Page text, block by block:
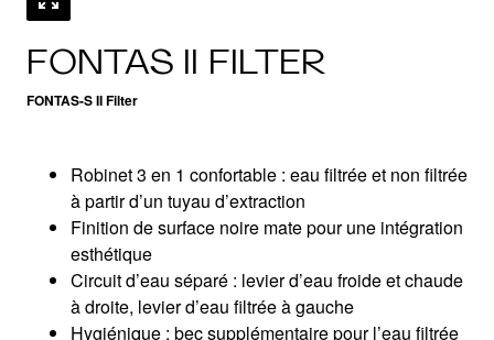
FONTAS II FILTER
FONTAS-S II Filter
Robinet 3 en 1 confortable : eau filtrée et non filtrée
à partir d’un tuyau d’extraction
Finition de surface noire mate pour une intégration
esthétique
Circuit d’eau séparé : levier d’eau froide et chaude
à droite, levier d’eau filtrée à gauche
Hygiénique : bec supplémentaire pour l’eau filtrée